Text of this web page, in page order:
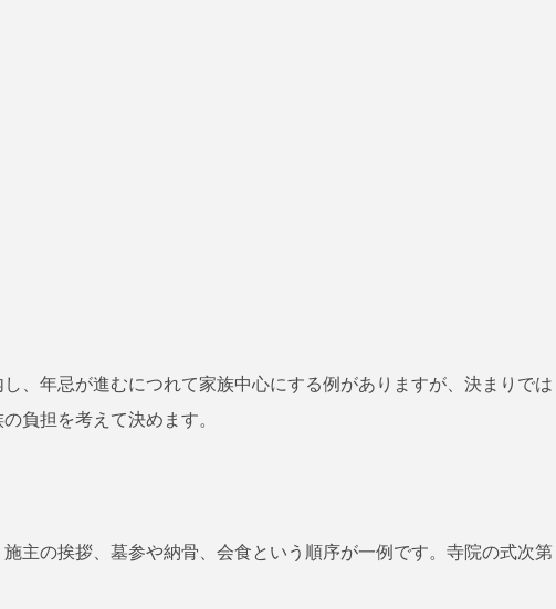
、年忌が進むにつれて家族中心にする例がありますが、決まりでは
負担を考えて決めます。
主の挨拶、墓参や納骨、会食という順序が一例です。寺院の式次第